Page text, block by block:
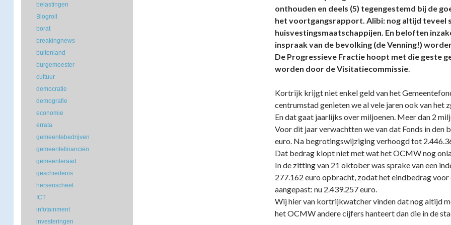
onthouden en deels (5) tegengestemd bij de
het voortgangsrapport. Alibi: nog altijd teveel
huisvestingsmaatschappijen. En beloften
inspraak van de bevolking (de Venning!)
De Progressieve Fractie hoopt met die geste
worden door de Visitatiecommissie.
Kortrijk krijgt niet enkel geld van het
centrumstad genieten we al vele jaren ook van het
En dat gaat jaarlijks over miljoenen. Meer dan 2
Voor dit jaar verwachtten we van dat Fonds in den
euro. Na begrotingswijziging verhoogd tot
Dat bedrag klopt niet met wat het OCMW nog
In de zitting van 21 oktober was sprake van een
277.162 euro opbracht, zodat het eindbedrag
aangepast: nu 2.439.257 euro.
Wij hier van kortrijkwatcher vinden dat nog altijd
het OCMW andere cijfers hanteert dan die in de
belastingen
Blogroll
borat
breakingnews
buitenland
burgemeester
cultuur
democratie
demografie
economie
errata
gemeentebedrijven
gemeentefinanciën
gemeenteraad
geschiedenis
hersenscheet
ICT
infotainment
investeringen